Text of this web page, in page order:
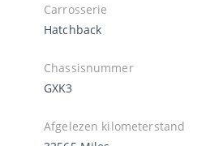
Carrosserie
Hatchback
Chassisnummer
GXK3
Afgelezen kilometerstand